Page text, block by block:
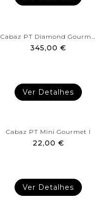
Cabaz PT Diamond Gourmet
345,00 €
Ver Detalhes
Cabaz PT Mini Gourmet I
22,00 €
Ver Detalhes